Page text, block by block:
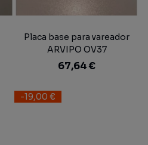
Placa base para vareador
ARVIPO OV37
67,64 €
-19,00 €